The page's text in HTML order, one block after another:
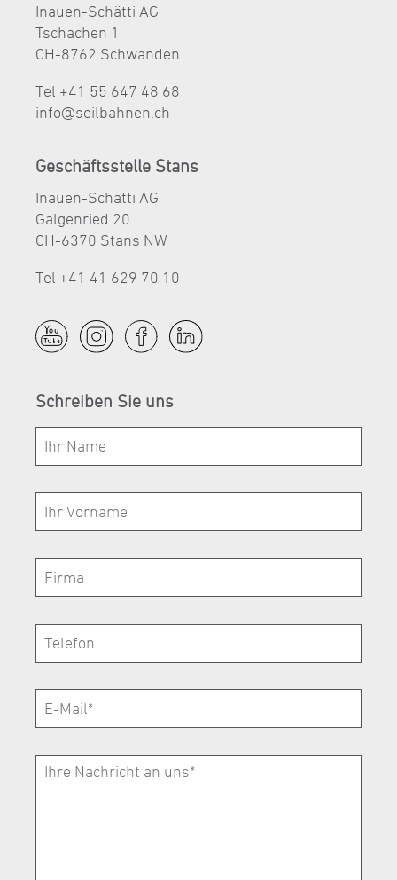
Inauen-Schätti AG
Tschachen 1
CH-8762 Schwanden
Tel +41 55 647 48 68
nf
s lb hn n ch
Geschäftsstelle Stans
Inauen-Schätti AG
Galgenried 20
CH-6370 Stans NW
Tel +41 41 629 70 10
Schreiben Sie uns